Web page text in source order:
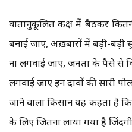
वातानुकूलित कक्ष में बैठकर
बनाई जाए, अख़बारों में बड़ी-बड़ी
ना लगवाई जाए, जनता के पैसे से
लगवाई जाए इन दावों की सारी
जाने वाला किसान यह कहता है
के लिए जितना रुलाया गया है